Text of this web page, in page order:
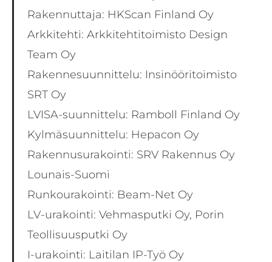
Rakennuttaja: HKScan Finland Oy
Arkkitehti: Arkkitehtitoimisto Design
Team Oy
Rakennesuunnittelu: Insinööritoimisto
SRT Oy
LVISA-suunnittelu: Ramboll Finland Oy
Kylmäsuunnittelu: Hepacon Oy
Rakennusurakointi: SRV Rakennus Oy
Lounais-Suomi
Runkourakointi: Beam-Net Oy
LV-urakointi: Vehmasputki Oy, Porin
Teollisuusputki Oy
I-urakointi: Laitilan IP-Työ Oy